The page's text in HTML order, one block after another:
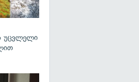
უცვლელი